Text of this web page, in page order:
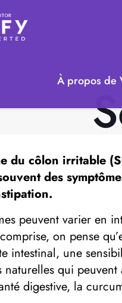
À propos de
du côlon irritable
des
peuvent varier en
on pense
intestinal, une
naturelles qui
digestive, la